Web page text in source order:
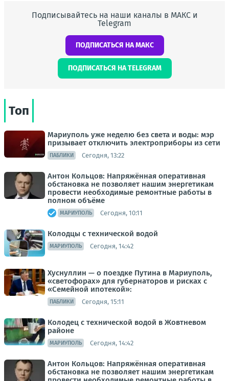
Подписывайтесь на наши каналы в МАКС и
Telegram
ПОДПИСАТЬСЯ НА МАКС
ПОДПИСАТЬСЯ НА TELEGRAM
Топ
Мариуполь уже неделю без света и воды: мэр
призывает отключить электроприборы из сети
ПАБЛИКИ Сегодня, 13:22
Антон Кольцов: Напряжённая оперативная
обстановка не позволяет нашим энергетикам
провести необходимые ремонтные работы в
полном объёме
МАРИУПОЛЬ Сегодня, 10:11
Колодцы с технической водой
МАРИУПОЛЬ Сегодня, 14:42
Хуснуллин — о поездке Путина в Мариуполь,
«светофорах» для губернаторов и рисках с
«Семейной ипотекой»:
ПАБЛИКИ Сегодня, 15:11
Колодец с технической водой в Жовтневом
районе
МАРИУПОЛЬ Сегодня, 14:42
Антон Кольцов: Напряжённая оперативная
обстановка не позволяет нашим энергетикам